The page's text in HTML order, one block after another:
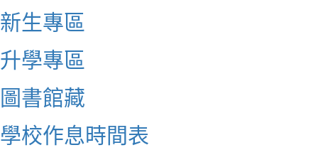
新生專區
升學專區
圖書館藏
學校作息時間表